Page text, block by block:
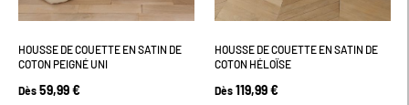
HOUSSE DE COUETTE EN SATIN DE
COTON PEIGNÉ UNI
Dès 59,99 €
HOUSSE DE COUETTE EN SATIN DE
COTON HÉLOÏSE
Dès 119,99 €